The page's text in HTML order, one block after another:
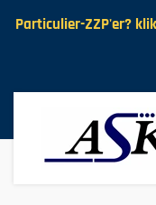
Particulier-ZZP'er?